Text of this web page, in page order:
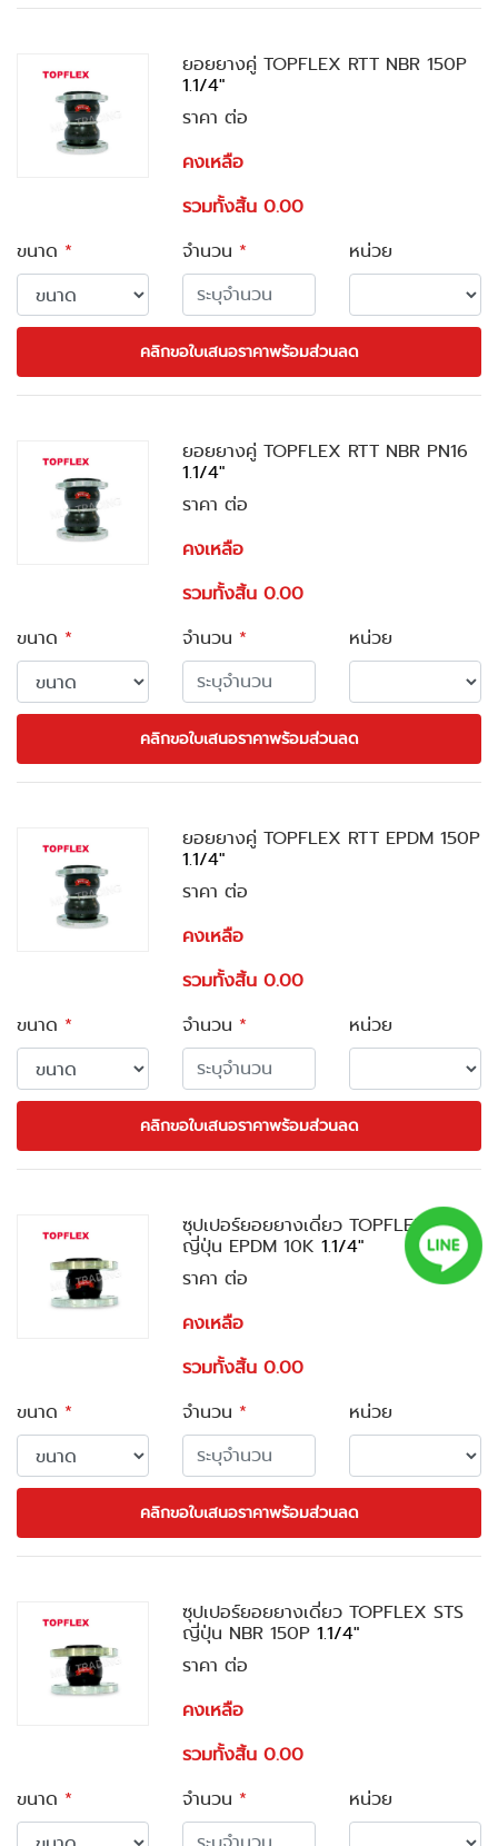
ยอยยางคู่ TOPFLEX RTT NBR 150P
1.1/4"
ราคา ต่อ
คงเหลือ
รวมทั้งสิ้น 0.00
ขนาด * จำนวน * หน่วย
คลิกขอใบเสนอราคาพร้อมส่วนลด
ยอยยางคู่ TOPFLEX RTT NBR PN16
1.1/4"
ราคา ต่อ
คงเหลือ
รวมทั้งสิ้น 0.00
ขนาด * จำนวน * หน่วย
คลิกขอใบเสนอราคาพร้อมส่วนลด
ยอยยางคู่ TOPFLEX RTT EPDM 150P
1.1/4"
ราคา ต่อ
คงเหลือ
รวมทั้งสิ้น 0.00
ขนาด * จำนวน * หน่วย
คลิกขอใบเสนอราคาพร้อมส่วนลด
ซุปเปอร์ยอยยางเดี่ยว TOPFLEX STS
ญี่ปุ่น EPDM 10K1.1/4"
ราคา ต่อ
คงเหลือ
รวมทั้งสิ้น 0.00
ขนาด * จำนวน * หน่วย
คลิกขอใบเสนอราคาพร้อมส่วนลด
ซุปเปอร์ยอยยางเดี่ยว TOPFLEX STS
ญี่ปุ่น NBR 150P1.1/4"
ราคา ต่อ
คงเหลือ
รวมทั้งสิ้น 0.00
ขนาด * จำนวน * หน่วย